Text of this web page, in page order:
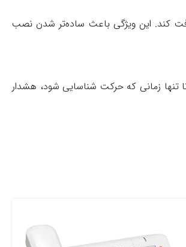
کند. این ویژگی باعث ساده‌تر شدن نصب
زمانی که حرکت شناسایی شود، هشدار